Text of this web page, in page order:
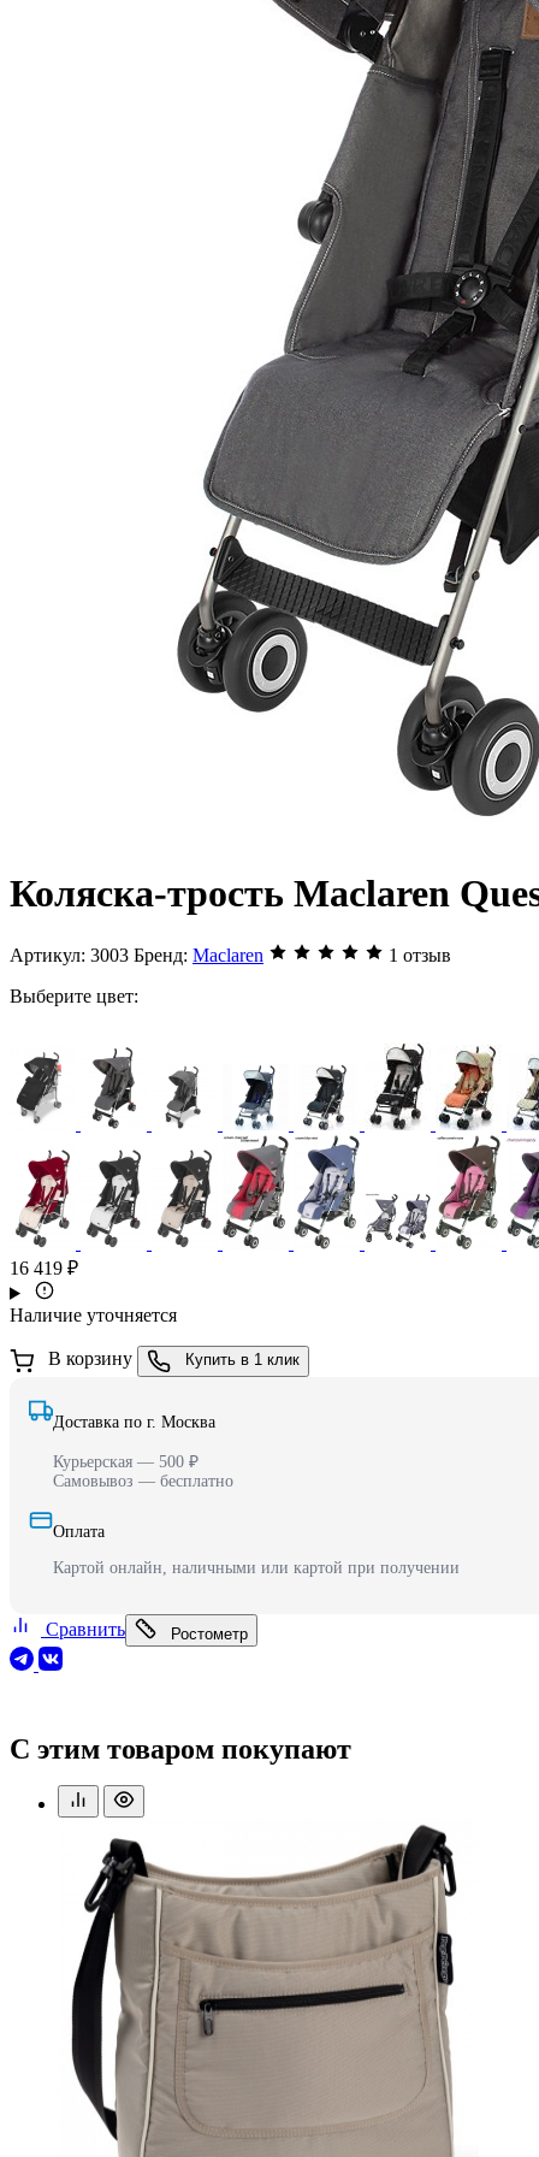
Коляска-трость Maclaren
Артикул: 3003 Бренд: Maclaren
1 отзыв
Выберите цвет:
16 419 ₽
Наличие уточняется
В корзину Купить в 1 клик
Доставка по г. Москва
Курьерская — 500 ₽
Самовывоз — бесплатно
Оплата
Картой онлайн, наличными или картой при получении
Сравнить Ростометр
С этим товаром покупают